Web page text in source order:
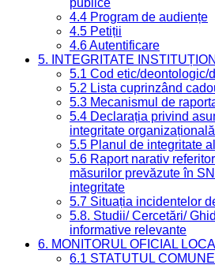
publice
4.4 Program de audiențe
4.5 Petiții
4.6 Autentificare
5. INTEGRITATE
5.1 Cod etic/deontologic/
5.2 Lista cuprinzând
5.3 Mecanismul de
5.4 Declarația privind
integritate organizațională
5.5 Planul de integritate
5.6 Raport narativ
măsurilor prevăzute în
integritate
5.7 Situația incidentelor
5.8. Studii/ Cercetări/
informative relevante
6. MONITORUL OFICIAL
6.1 STATUTUL COMUNEI